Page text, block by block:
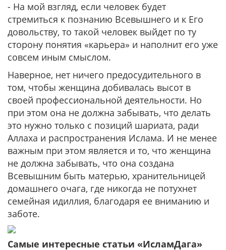
- На мой взгляд, если человек будет
стремиться к познанию Всевышнего и к Его
довольству, то такой человек выйдет по ту
сторону понятия «карьера» и наполнит его уже
совсем иным смыслом.
Наверное, нет ничего предосудительного в
том, чтобы женщина добивалась высот в
своей профессиональной деятельности. Но
при этом она не должна забывать, что делать
это нужно только с позиций шариата, ради
Аллаха и распространения Ислама. И не менее
важным при этом является и то, что женщина
не должна забывать, что она создана
Всевышним быть матерью, хранительницей
домашнего очага, где никогда не потухнет
семейная идиллия, благодаря ее вниманию и
заботе.
Самые интересные статьи «ИсламДага»